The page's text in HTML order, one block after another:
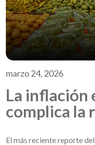
marzo 24, 2026
La inflación
complica la
El más reciente reporte